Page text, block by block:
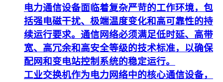
电力通信设备面临着复杂严苛的工作环境，包
括强电磁干扰、极端温度变化和高可靠性的持
续运行要求。通信网络必须满足低时延、高带
宽、高冗余和高安全等级的技术标准，以确保
配网和变电站控制系统的稳定运行。
工业交换机作为电力网络中的核心通信设备，